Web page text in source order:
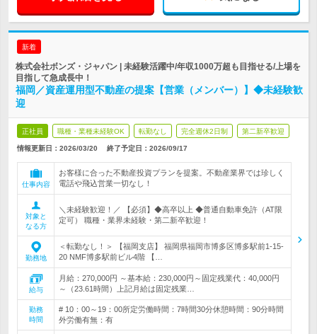
新着
株式会社ボンズ・ジャパン | 未経験活躍中/年収1000万超も目指せる/上場を
目指して急成長中！
福岡／資産運用型不動産の提案【営業（メンバー）】◆未経験歓
迎
正社員 職種・業種未経験OK 転勤なし 完全週休2日制 第二新卒歓迎
情報更新日：2026/03/20 終了予定日： 2026/09/17
仕事内容
お客様に合った不動産投資プランを提案。不動産業界では珍しく
電話や飛込営業一切なし！
対象と
なる方
＼未経験歓迎！／ 【必須】◆高卒以上 ◆普通自動車免許（AT限
定可） 職種・業界未経験・第二新卒歓迎！
勤務地
＜転勤なし！＞ 【福岡支店】 福岡県福岡市博多区博多駅前1-15-
20 NMF博多駅前ビル4階 【…
給与
月給：270,000円 ～基本給：230,000円～固定残業代：40,000円
～（23.61時間）上記月給は固定残業…
勤務
時間
# 10：00～19：00所定労働時間：7時間30分休憩時間：90分時間
外労働有無：有